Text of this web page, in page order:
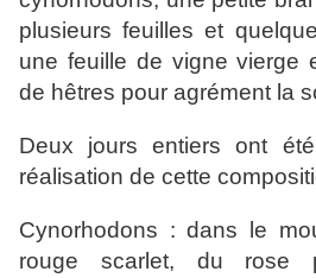
plusieurs feuilles et
une feuille de vigne vierge
de hêtres pour agrément la
Deux jours entiers ont
réalisation de cette
Cynorhodons : dans le
rouge scarlet, du rose